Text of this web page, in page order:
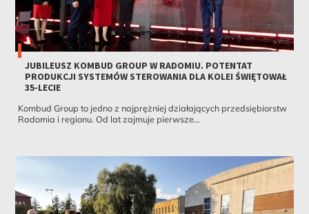
JUBILEUSZ KOMBUD GROUP W RADOMIU. POTENTAT
PRODUKCJI SYSTEMÓW STEROWANIA DLA KOLEI ŚWIĘTOWAŁ
35-LECIE
Kombud Group to jedno z najprężniej działających przedsiębiorstw
Radomia i regionu. Od lat zajmuje pierwsze...